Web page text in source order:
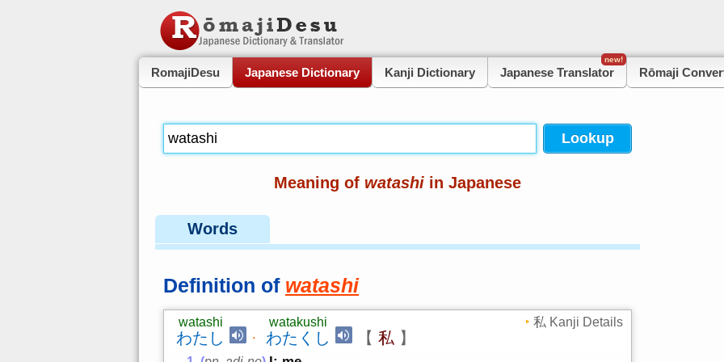
RomajiDesu Japanese Dictionary Kanji Dictionary Japanese Translator
new!
Rōmaji
Meaning of watashi in Japanese
Words
Definition of watashi
わたし
watashi
· わたくし
watakushi
【 私 】
私 Kanji Details